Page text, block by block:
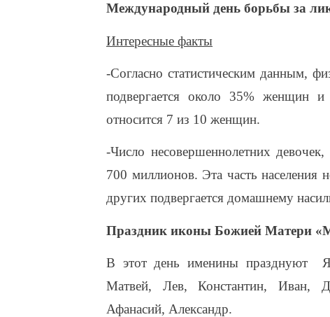
Международный день борьбы за
Интересные факты
-Согласно статистическим данным,
подвергается около 35% женщин
относится 7 из 10 женщин.
-Число несовершеннолетних
700 миллионов. Эта часть населения
других подвергается домашнему
Праздник иконы Божией Матери
В этот день именины празднуют
Матвей, Лев, Константин, Иван,
Афанасий, Александр.